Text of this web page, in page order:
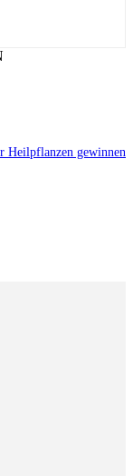
Heilpflanzen gewinnen